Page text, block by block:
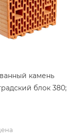
камень
блок 380;